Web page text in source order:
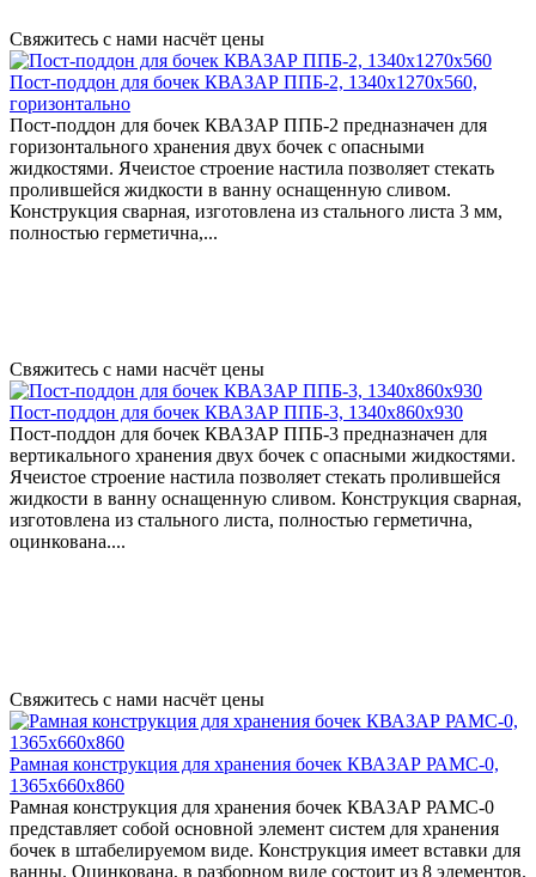
Свяжитесь с нами насчёт цены
Пост-поддон для бочек КВАЗАР ППБ-2, 1340x1270x560,
горизонтально
Пост-поддон для бочек КВАЗАР ППБ-2 предназначен для
горизонтального хранения двух бочек с опасными
жидкостями. Ячеистое строение настила позволяет стекать
пролившейся жидкости в ванну оснащенную сливом.
Конструкция сварная, изготовлена из стального листа 3 мм,
полностью герметична,...
Свяжитесь с нами насчёт цены
Пост-поддон для бочек КВАЗАР ППБ-3, 1340x860x930
Пост-поддон для бочек КВАЗАР ППБ-3 предназначен для
вертикального хранения двух бочек с опасными жидкостями.
Ячеистое строение настила позволяет стекать пролившейся
жидкости в ванну оснащенную сливом. Конструкция сварная,
изготовлена из стального листа, полностью герметична,
оцинкована....
Свяжитесь с нами насчёт цены
Рамная конструкция для хранения бочек КВАЗАР РАМС-0,
1365х660х860
Рамная конструкция для хранения бочек КВАЗАР РАМС-0
представляет собой основной элемент систем для хранения
бочек в штабелируемом виде. Конструкция имеет вставки для
ванны. Оцинкована, в разборном виде состоит из 8 элементов.